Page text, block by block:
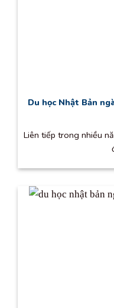
Du học Nhật Bản
Liên tiếp trong nhiều